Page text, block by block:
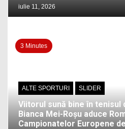
iulie 11, 2026
3 Minutes
ALTE SPORTURI SLIDER
Viitorul sună bine în tenisul
Bianca Mei-Roșu aduce
Campionatelor Europene